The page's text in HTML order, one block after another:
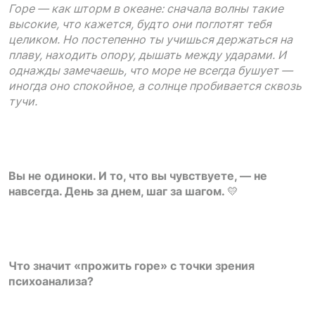
Горе — как шторм в океане: сначала волны такие
высокие, что кажется, будто они поглотят тебя
целиком. Но постепенно ты учишься держаться на
плаву, находить опору, дышать между ударами. И
однажды замечаешь, что море не всегда бушует —
иногда оно спокойное, а солнце пробивается сквозь
тучи.
Вы не одиноки. И то, что вы чувствуете, — не
навсегда. День за днем, шаг за шагом. 💛
Что значит «прожить горе» с точки зрения
психоанализа?